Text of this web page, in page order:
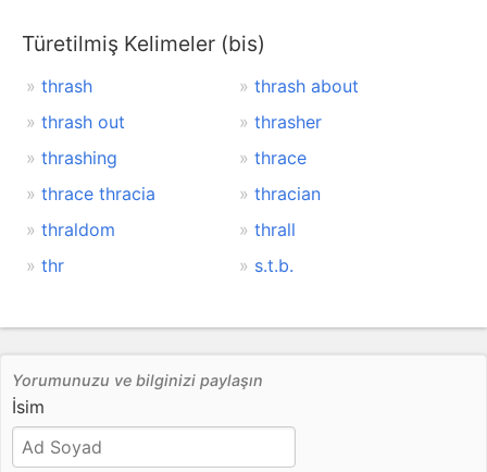
Türetilmiş Kelimeler (bis)
thrash
thrash about
thrash out
thrasher
thrashing
thrace
thrace thracia
thracian
thraldom
thrall
thr
s.t.b.
Yorumunuzu ve bilginizi paylaşın
İsim